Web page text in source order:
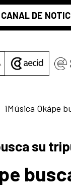
DE
¡Música Okápe
su